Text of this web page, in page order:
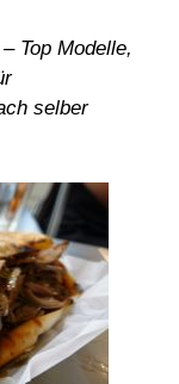
Top Modelle,
selber